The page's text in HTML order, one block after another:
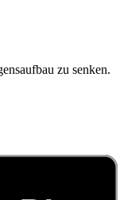
zu senken.